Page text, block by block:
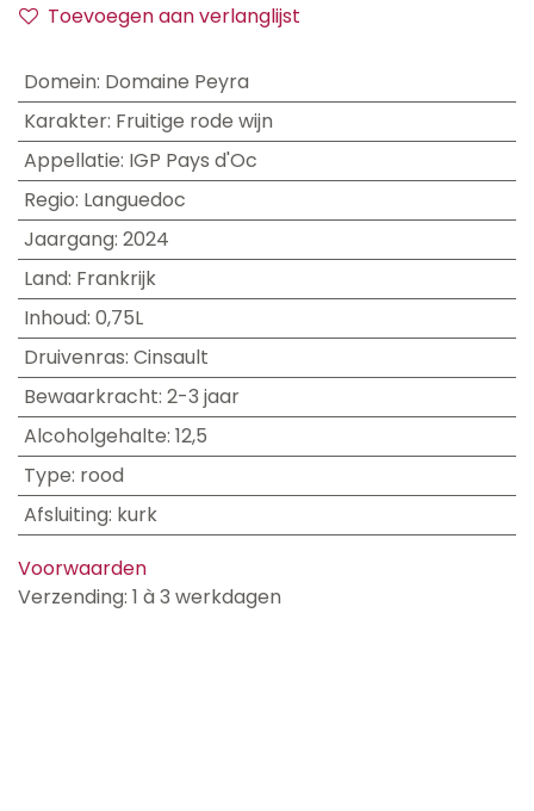
Toevoegen aan verlanglijst
Domein: Domaine Peyra
Karakter: Fruitige rode wijn
Appellatie: IGP Pays d'Oc
Regio: Languedoc
Jaargang: 2024
Land: Frankrijk
Inhoud: 0,75L
Druivenras: Cinsault
Bewaarkracht: 2-3 jaar
Alcoholgehalte: 12,5
Type: rood
Afsluiting: kurk
Voorwaarden
Verzending: 1 à 3 werkdagen